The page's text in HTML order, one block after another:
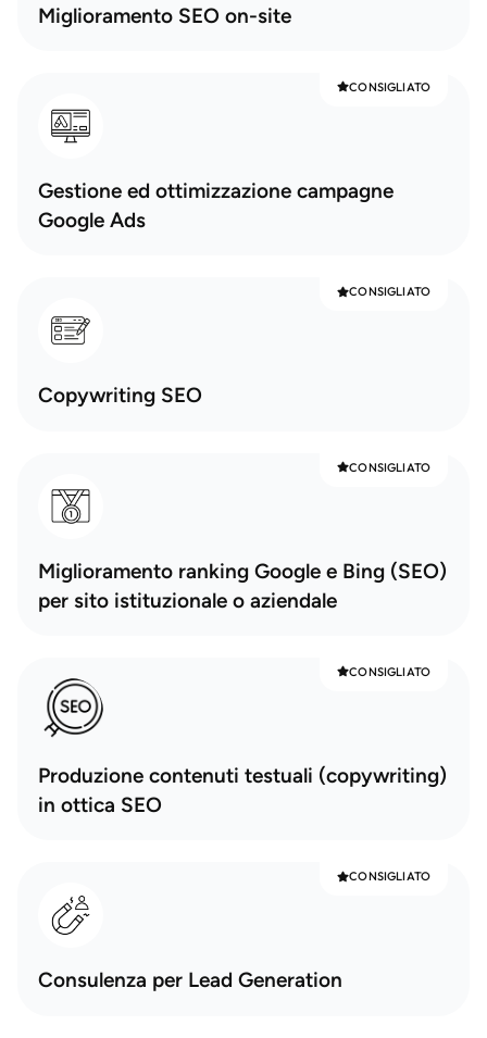
Miglioramento SEO on-site
CONSIGLIATO
Gestione ed ottimizzazione campagne
Google Ads
CONSIGLIATO
Copywriting SEO
CONSIGLIATO
Miglioramento ranking Google e Bing (SEO)
per sito istituzionale o aziendale
CONSIGLIATO
Produzione contenuti testuali (copywriting)
in ottica SEO
CONSIGLIATO
Consulenza per Lead Generation